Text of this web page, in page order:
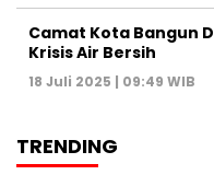
Camat Kota Bangun
Krisis Air Bersih
18 Juli 2025 | 09:49 WIB
TRENDING